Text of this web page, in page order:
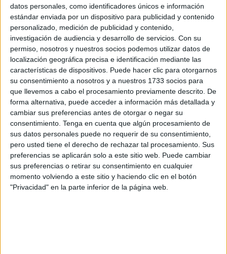
datos personales, como identificadores únicos e información
estándar enviada por un dispositivo para publicidad y contenido
personalizado, medición de publicidad y contenido,
investigación de audiencia y desarrollo de servicios. Con su
permiso, nosotros y nuestros socios podemos utilizar datos de
localización geográfica precisa e identificación mediante las
características de dispositivos. Puede hacer clic para otorgarnos
su consentimiento a nosotros y a nuestros 1733 socios para
que llevemos a cabo el procesamiento previamente descrito. De
forma alternativa, puede acceder a información más detallada y
cambiar sus preferencias antes de otorgar o negar su
consentimiento. Tenga en cuenta que algún procesamiento de
sus datos personales puede no requerir de su consentimiento,
pero usted tiene el derecho de rechazar tal procesamiento. Sus
preferencias se aplicarán solo a este sitio web. Puede cambiar
sus preferencias o retirar su consentimiento en cualquier
momento volviendo a este sitio y haciendo clic en el botón
"Privacidad" en la parte inferior de la página web.
Comparte esto:
Publicado en: Actividad Interactiva,Educación Infantil,
Educación Primaria,Juegos educativos
Etiquetado como:
actividad interactiva,ficha interactiva,razonamiento lógico
Comentarios